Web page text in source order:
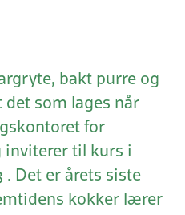
bakt purre og
det som lages når
for
inviterer til kurs i
. Det er årets siste
kokker lærer